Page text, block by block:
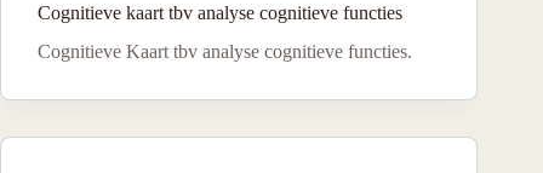
Cognitieve kaart tbv analyse cognitieve functies
Cognitieve Kaart tbv analyse cognitieve functies.